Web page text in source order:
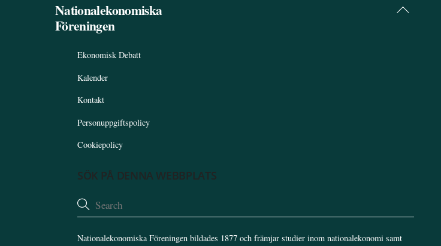
Back
Nationalekonomiska
Föreningen
Ekonomisk Debatt
Kalender
Kontakt
Personuppgiftspolicy
Cookiepolicy
SÖK PÅ DENNA WEBBPLATS
Nationalekonomiska Föreningen bildades 1877 och främjar studier inom nationalekonomi samt